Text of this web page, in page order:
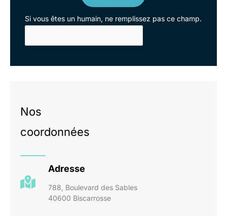
Si vous êtes un humain, ne remplissez pas ce champ.
Nos
coordonnées
Adresse
788, Boulevard des Sables
40600 Biscarrosse